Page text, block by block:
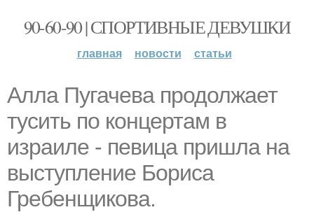
90-60-90 | СПОРТИВНЫЕ ДЕВУШКИ
главная новости статьи
Алла Пугачева продолжает
тусить по концертам в
израиле - певица пришла на
выступление Бориса
Гребенщикова.